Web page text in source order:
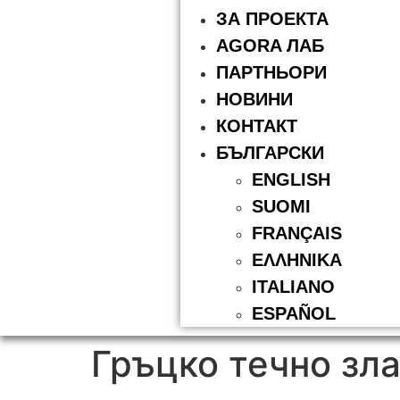
ЗА ПРОЕКТА
AGORA ЛАБ
ПАРТНЬОРИ
НОВИНИ
КОНТАКТ
БЪЛГАРСКИ
ENGLISH
SUOMI
FRANÇAIS
ΕΛΛΗΝΙΚΆ
ITALIANO
ESPAÑOL
Гръцко течно